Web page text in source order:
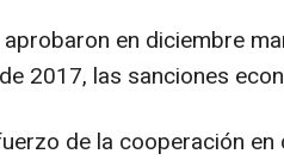
en diciembre
2017, las sanciones
de la cooperación